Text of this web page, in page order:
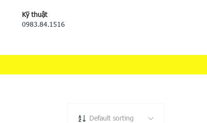
Kỹ thuật
0983.84.1516
Default sorting